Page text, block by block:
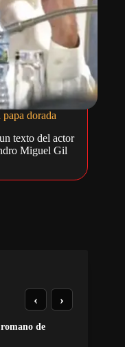
papa dorada
texto del actor
Miguel Gil
de
‹ ›